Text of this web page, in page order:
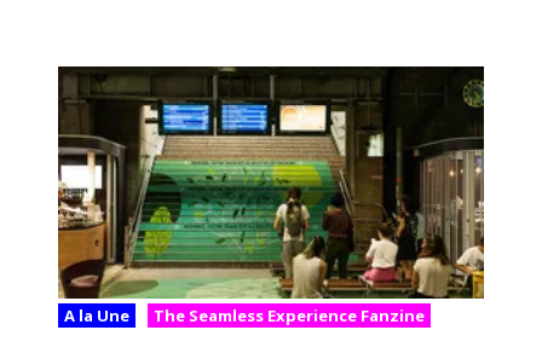
A la Une The Seamless Experience Fanzine